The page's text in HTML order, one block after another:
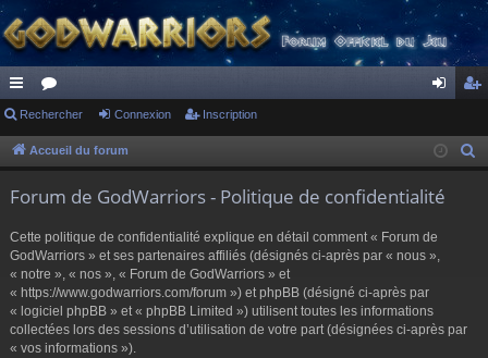
ac
co
s
or
u ne cri
Rechercher Connexion Inscription
Accueil du forum
Forum de GodWarriors - Politique de confidentialité
Cette politique de confidentialité explique en détail comment « Forum de
GodWarriors » et ses partenaires affiliés (désignés ci-après par « nous »,
« notre », « nos », « Forum de GodWarriors » et
« https://www.godwarriors.com/forum ») et phpBB (désigné ci-après par
« logiciel phpBB » et « phpBB Limited ») utilisent toutes les informations
collectées lors des sessions d’utilisation de votre part (désignées ci-après par
« vos informations »).